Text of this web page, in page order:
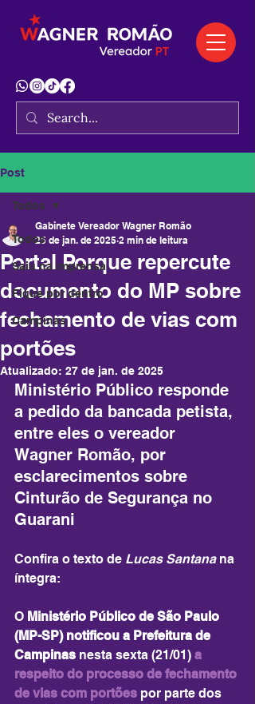
Post
Todos
Saiu na imprensa
Fique por dentro
Campinas
Todos
Portal Porque repercute
documento do MP sobre
fechamento de vias com
portões
Gabinete Vereador Wagner Romão
25 de jan. de 2025 2 min de leitura
Atualizado: 27 de jan. de 2025
Ministério Público responde
a pedido da bancada petista,
entre eles o vereador
Wagner Romão, por
esclarecimentos sobre
Cinturão de Segurança no
Guarani
Confira o texto de Lucas Santana na
íntegra:
O Ministério Público de São Paulo
(MP-SP) notificou a Prefeitura de
Campinas nesta sexta (21/01) a
respeito do processo de fechamento
de vias com portões por parte dos